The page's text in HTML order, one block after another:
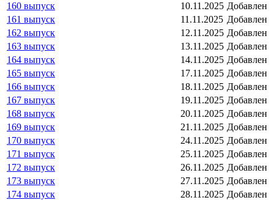
160 выпуск
10.11.2025 Добавлен
161 выпуск
11.11.2025 Добавлен
162 выпуск
12.11.2025 Добавлен
163 выпуск
13.11.2025 Добавлен
164 выпуск
14.11.2025 Добавлен
165 выпуск
17.11.2025 Добавлен
166 выпуск
18.11.2025 Добавлен
167 выпуск
19.11.2025 Добавлен
168 выпуск
20.11.2025 Добавлен
169 выпуск
21.11.2025 Добавлен
170 выпуск
24.11.2025 Добавлен
171 выпуск
25.11.2025 Добавлен
172 выпуск
26.11.2025 Добавлен
173 выпуск
27.11.2025 Добавлен
174 выпуск
28.11.2025 Добавлен